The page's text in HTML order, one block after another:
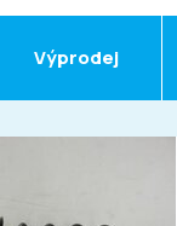
Výprodej